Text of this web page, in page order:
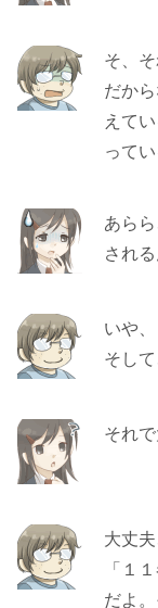
そ、
だか
えて
って
あら
され
いや
そし
それ
大丈
「１
だよ